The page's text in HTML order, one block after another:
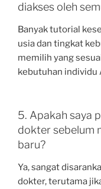
diakses oleh
Banyak tutorial
usia dan tingkat
memilih yang
kebutuhan individu
5. Apakah saya
dokter sebelum
baru?
Ya, sangat
dokter, terutama